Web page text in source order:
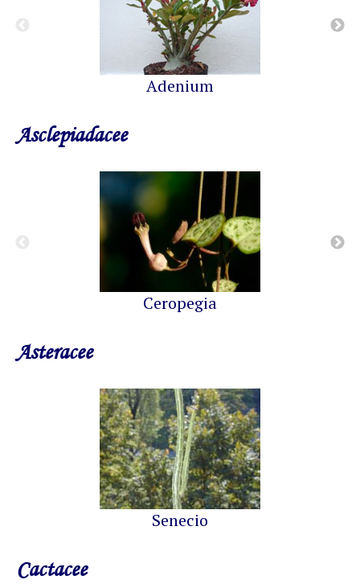
Adenium
Asclepiadacee
Ceropegia
Asteracee
Senecio
Cactacee